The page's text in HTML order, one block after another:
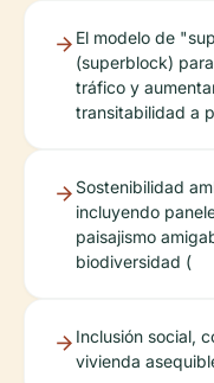
El modelo de
(superblock)
tráfico y
transitabilidad a
Sostenibilidad
incluyendo
paisajismo
biodiversidad (
Inclusión social,
vivienda